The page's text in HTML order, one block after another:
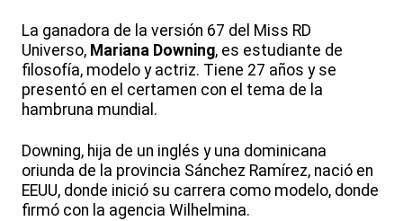
La ganadora de la versión 67 del Miss RD
Universo, Mariana Downing, es estudiante de
filosofía, modelo y actriz. Tiene 27 años y se
presentó en el certamen con el tema de la
hambruna mundial.
Downing, hija de un inglés y una dominicana
oriunda de la provincia Sánchez Ramírez, nació en
EEUU, donde inició su carrera como modelo, donde
firmó con la agencia Wilhelmina.